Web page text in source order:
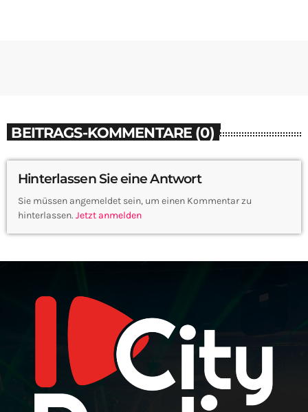
BEITRAGS-KOMMENTARE (0)
Hinterlassen Sie eine Antwort
Sie müssen angemeldet sein, um einen Kommentar zu
hinterlassen. Jetzt anmelden